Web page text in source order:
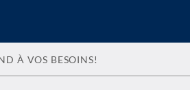
À VOS BESOINS!